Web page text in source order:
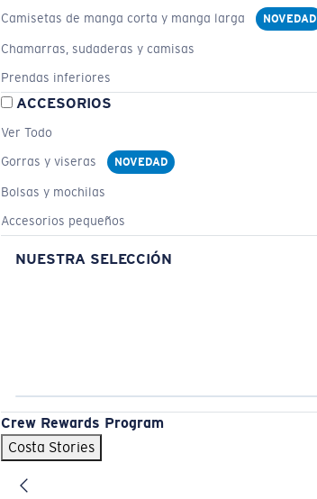
Camisetas de manga corta y manga larga
NOVEDAD
Chamarras, sudaderas y camisas
Prendas inferiores
ACCESORIOS
Ver Todo
Gorras y viseras
NOVEDAD
Bolsas y mochilas
Accesorios pequeños
NUESTRA SELECCIÓN
Crew Rewards Program
Costa Stories